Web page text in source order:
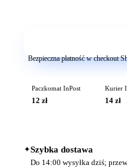
Bezpieczna płatność w checkout
Paczkomat InPost
12 zł
Kurier
14 zł
✦Szybka dostawa
Do 14:00 wysyłka dziś;